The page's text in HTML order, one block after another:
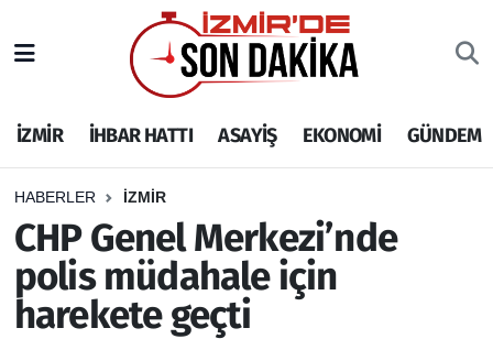
İZMİR İHBAR HATTI ASAYİŞ EKONOMİ GÜNDEM
HABERLER İZMİR
CHP Genel Merkezi’nde
polis müdahale için
harekete geçti
İHBAR HATTI
DEPREM
GENEL
EKONOMİ
İzmir Nöbetçi Eczaneler
İzmir Hava Durumu
İzmir Namaz Vakitleri
İzmir Trafik Yoğunluk Haritası
Puan Durumu ve Fikstür